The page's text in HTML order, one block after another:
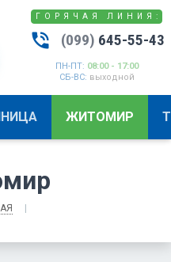
ГОРЯЧАЯ ЛИНИЯ:
phone_in_talk (099) 645-55-43
ПН-ПТ: 08:00 - 17:00
СБ-ВС: выходной
ЖИТОМИР